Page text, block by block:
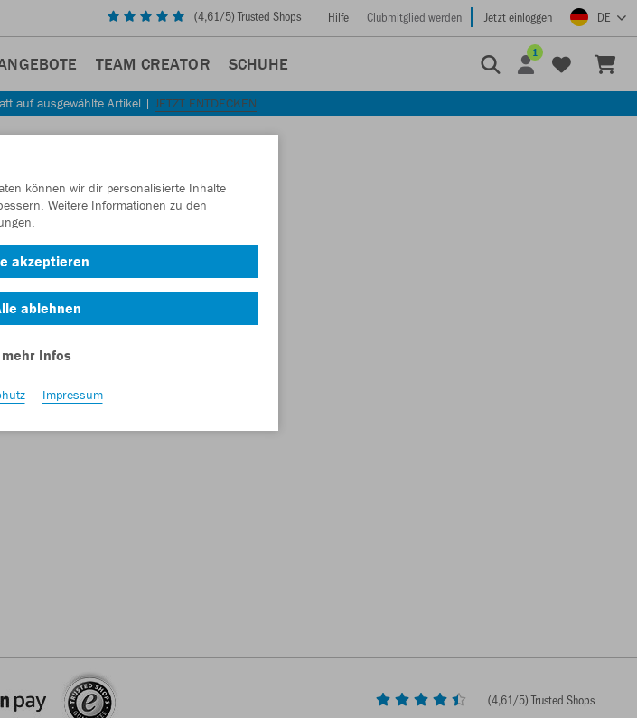
(4,61/5) Trusted Shops Hilfe Clubmitglied werden Jetzt einloggen DE
TEAM CREATOR SCHUHE
1
auf ausgewählte Artikel | JETZT ENTDECKEN
(4,61/5) Trusted Shops
können wir dir personalisierte Inhalte
Weitere Informationen zu den
akzeptieren
ablehnen
mehr Infos
Impressum